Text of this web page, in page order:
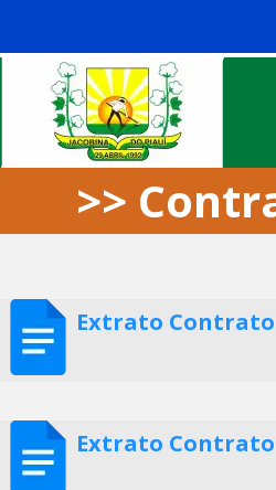
>>
Extrato Contrato
Extrato Contrato